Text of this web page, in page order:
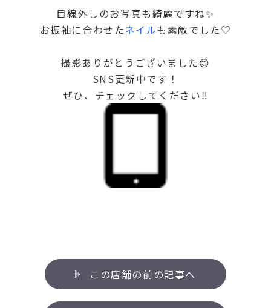
目線外しのお写真も綺麗ですね✨
お振袖に合わせたネイルも素敵でした♡
撮影ありがとうございました😊
SNS更新中です！
ぜひ、チェックしてください‼
この店舗の前の記事へ